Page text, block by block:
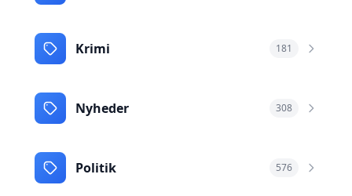
Krimi 181
Nyheder 308
Politik 576